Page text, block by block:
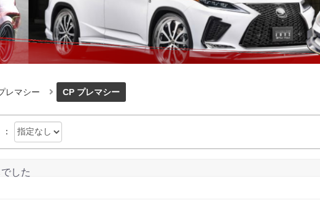
レマシー CP プレマシー
：
した